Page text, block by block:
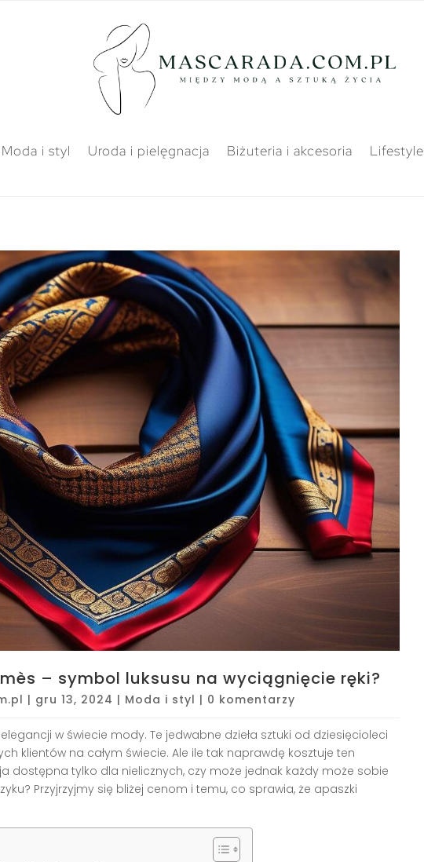
Moda i styl Uroda i pielęgnacja Biżuteria i akcesoria Lifestyle
– symbol luksusu na wyciągnięcie ręki?
| gru 13, 2024 | Moda i styl | 0 komentarzy
w świecie mody. Te jedwabne dzieła sztuki od dziesięcioleci
klientów na całym świecie. Ale ile tak naprawdę kosztuje ten
dostępna tylko dla nielicznych, czy może jednak każdy może sobie
Przyjrzyjmy się bliżej cenom i temu, co sprawia, że apaszki